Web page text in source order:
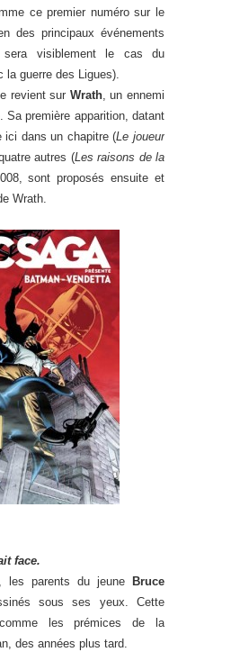
ce premier numéro sur le
des principaux événements
sera visiblement le cas du
la guerre des Ligues).
revient sur Wrath, un ennemi
Sa première apparition, datant
ici dans un chapitre (Le joueur
autres (Les raisons de la
sont proposés ensuite et
Wrath.
face.
les parents du jeune
Bruce
sous ses yeux. Cette
les prémices de la
des années plus tard.